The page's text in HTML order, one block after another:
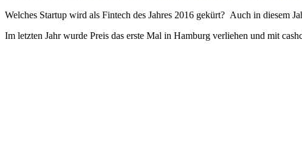
Welches Startup wird als Fintech des Jahres 2016 gekürt? Auch in diesem
Im letzten Jahr wurde Preis das erste Mal in Hamburg verliehen und mit